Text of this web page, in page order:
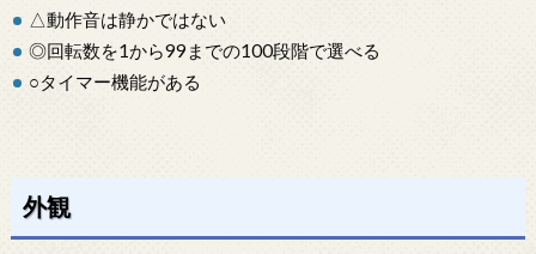
△動作音は静かではない
◎回転数を1から99までの100段階で選べる
○タイマー機能がある
外観